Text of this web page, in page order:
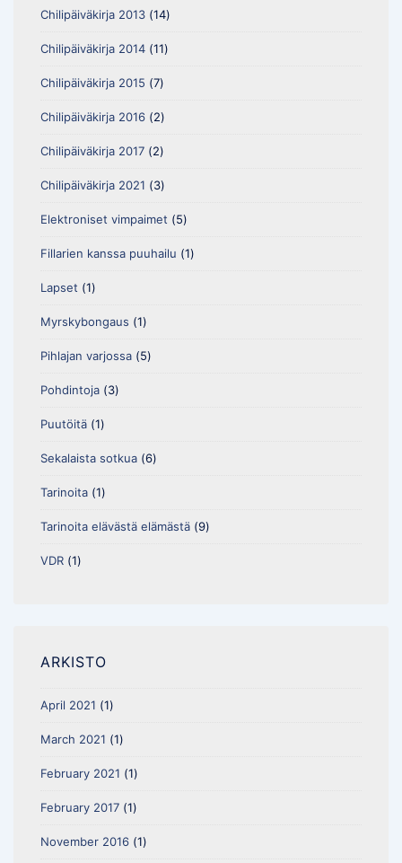
Chilipäiväkirja 2013 (14)
Chilipäiväkirja 2014 (11)
Chilipäiväkirja 2015 (7)
Chilipäiväkirja 2016 (2)
Chilipäiväkirja 2017 (2)
Chilipäiväkirja 2021 (3)
Elektroniset vimpaimet (5)
Fillarien kanssa puuhailu (1)
Lapset (1)
Myrskybongaus (1)
Pihlajan varjossa (5)
Pohdintoja (3)
Puutöitä (1)
Sekalaista sotkua (6)
Tarinoita (1)
Tarinoita elävästä elämästä (9)
VDR (1)
ARKISTO
April 2021 (1)
March 2021 (1)
February 2021 (1)
February 2017 (1)
November 2016 (1)